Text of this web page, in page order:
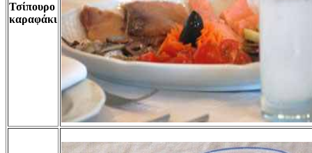
Τσίπουρο
καραφάκι